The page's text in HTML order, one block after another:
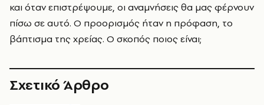
και όταν επιστρέψουμε, οι αναμνήσεις θα μας φέρνουν
πίσω σε αυτό. Ο προορισμός ήταν η πρόφαση, το
βάπτισμα της χρείας. Ο σκοπός ποιος είναι;
Σχετικό Άρθρο